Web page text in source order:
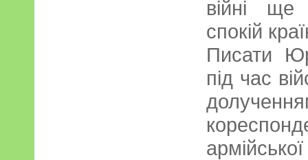
війні ще
спокій
Писати
під час